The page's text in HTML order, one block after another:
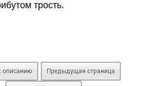
трость.
описанию Предыдущая страница